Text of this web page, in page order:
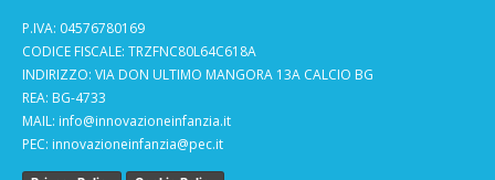
P.IVA: 04576780169
CODICE FISCALE: TRZFNC80L64C618A
INDIRIZZO: VIA DON ULTIMO MANGORA 13A CALCIO BG
REA: BG-4733
MAIL: info@innovazioneinfanzia.it
PEC: innovazioneinfanzia@pec.it